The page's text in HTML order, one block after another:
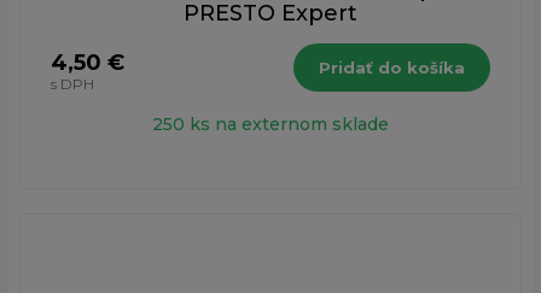
PRESTO Expert
4,50 €
s DPH
Pridať do košíka
250 ks na externom sklade